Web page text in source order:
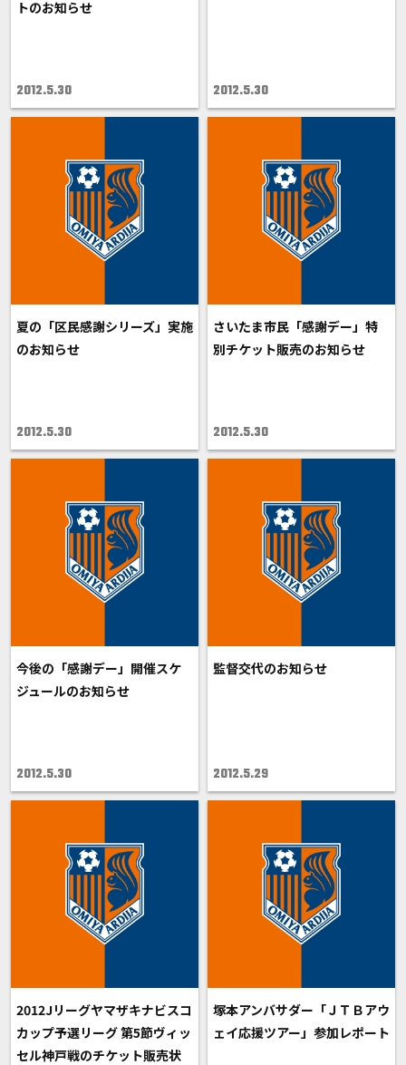
トのお知らせ
2012.5.30 2012.5.30
夏の「区民感謝シリーズ」実施
のお知らせ
2012.5.30
さいたま市民「感謝デー」特
別チケット販売のお知らせ
2012.5.30
今後の「感謝デー」開催スケ
ジュールのお知らせ
2012.5.30
監督交代のお知らせ
2012.5.29
2012Jリーグヤマザキナビスコ
カップ予選リーグ 第5節ヴィッ
セル神戸戦のチケット販売状
塚本アンバサダー「ＪＴＢアウ
ェイ応援ツアー」参加レポート